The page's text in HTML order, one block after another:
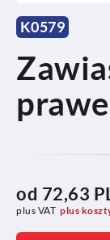
K0579
od 72,63
plus VAT plus